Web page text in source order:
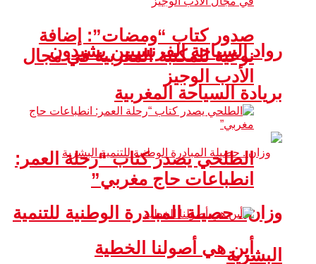
رواد السياحة الفرنسيين يشيدون
بريادة السياحة المغربية
وزان.. حصيلة المبادرة الوطنية للتنمية
البشرية
صدور كتاب “ومضات”: إضافة
نوعية للمكتبة المغربية في مجال
الأدب الوجيز
الطلحي يصدر كتاب “رحلة العمر:
انطباعات حاج مغربي”
أين هي أصولنا الخطية